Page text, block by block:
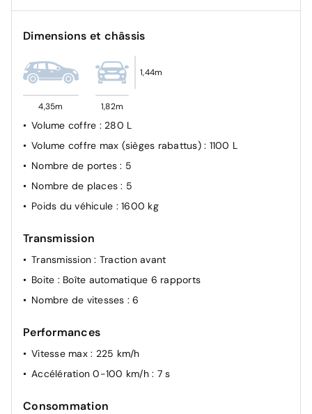
Projecteurs Matrix LED avec scène lumineuse
Limitation de vitesse
Airbags à l'avant, airbag du passager avant
désactivable
i-Size et Top Tether pour les sièges arrière extérieurs
Projecteurs Matrix LED, blocs de feux arrière à LED et
lave-projecteurs
Pack Assistance systèmes de protection et
d'avertissement
Système de contrôle de la pression des pneus
Alerte de sortie de voie avec assistant d'urgence
Dimensions et châssis
4,35m 1,82m
1,44m
Volume coffre : 280 L
Volume coffre max (sièges rabattus) : 1100 L
Nombre de portes: 5
Nombre de places: 5
Poids du véhicule : 1600 kg
Transmission
Transmission: Traction avant
Boite : Boîte automatique 6 rapports
Nombre de vitesses : 6
Performances
Vitesse max : 225 km/h
Accélération 0-100 km/h : 7 s
Consommation